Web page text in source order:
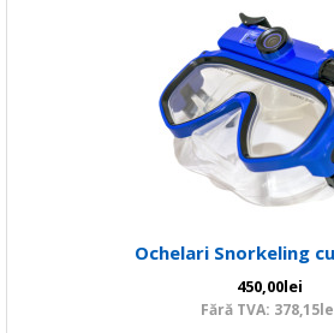
Ochelari Snorkeling
450,00lei
Fără TVA: